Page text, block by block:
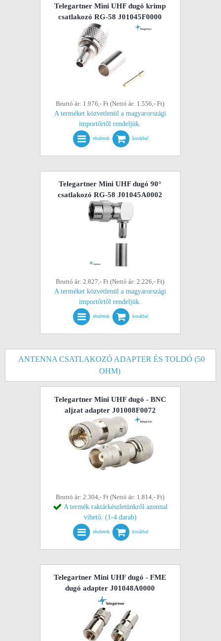
Telegartner Mini UHF dugó krimp
csatlakozó RG-58 J01045F0000
Bruttó ár: 1.976,- Ft (Nettó ár: 1.556,- Ft)
A terméket közvetlenül a magyarországi
importőrtől rendeljük.
részletek kosárba!
Telegartner Mini UHF dugó 90°
csatlakozó RG-58 J01045A0002
Bruttó ár: 2.827,- Ft (Nettó ár: 2.226,- Ft)
A terméket közvetlenül a magyarországi
importőrtől rendeljük.
részletek kosárba!
ANTENNA CSATLAKOZÓ ADAPTER ÉS TOLDÓ (50
OHM)
Telegartner Mini UHF dugó - BNC
aljzat adapter J01008F0072
Bruttó ár: 2.304,- Ft (Nettó ár: 1.814,- Ft)
A termék raktárkészletünkről azonnal
vihető. (1-4 darab)
részletek kosárba!
Telegartner Mini UHF dugó - FME
dugó adapter J01048A0000